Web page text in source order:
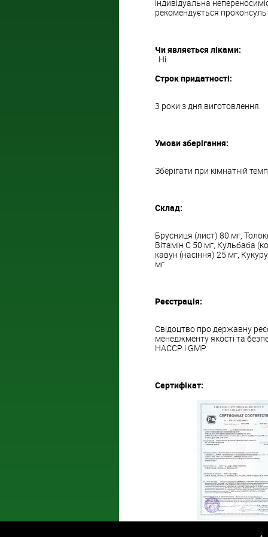
індивідуальна
рекомендується
Чи являється ліками:
Ні
Строк придатності:
3 роки з дня виготовлення.
Умови зберігання:
Зберігати при кімнатній
Склад:
Брусниця (лист) 80 мг,
Вітамін C 50 мг, Кульбаба
кавун (насіння) 25 мг,
мг
Реєстрація:
Свідоцтво про державну
менеджменту якості та
НАССР і GMP.
Сертифікат: